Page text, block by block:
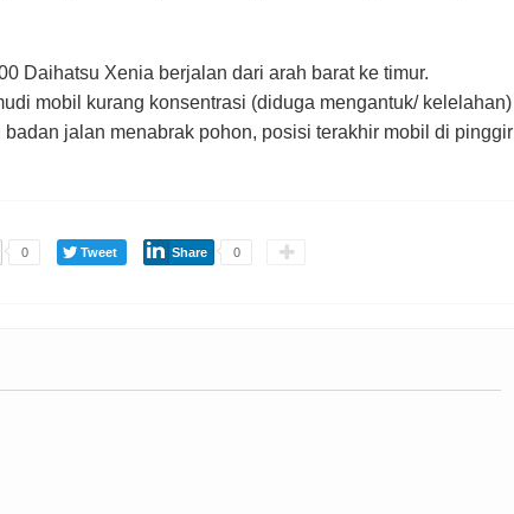
Daihatsu Xenia berjalan dari arah barat ke timur.
mobil kurang konsentrasi (diduga mengantuk/ kelelahan)
jalan menabrak pohon, posisi terakhir mobil di pinggir
0 Tweet Share 0